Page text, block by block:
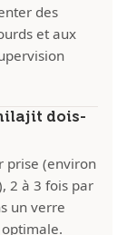
des
et aux
dois-
prise (environ
2 à 3 fois par
un verre